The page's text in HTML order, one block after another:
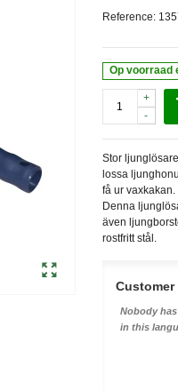
Reference:
Op voorraad
-
+
Stor
lossa
få ur
Denna
även
rostfritt stål.
Nobody
in this